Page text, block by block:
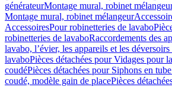
générateurMontage mural, robinet
Montage mural, robinet mélangeur
AccessoiresPour robinetteries de lavabo
robinetteries de lavaboRaccordements des
lavabo, l’évier, les appareils et les
lavaboPièces détachées pour Vidages pour
coudéPièces détachées pour Siphons en
coudé, modèle gain de placePièces